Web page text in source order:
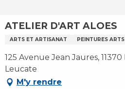
ATELIER D'ART ALOES
ARTS ET ARTISANAT PEINTURES
125 Avenue Jean Jaures,
Leucate
M'y rendre